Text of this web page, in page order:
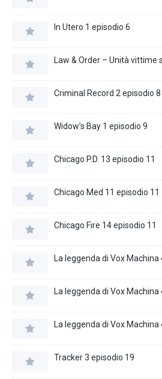
In Utero 1 episodio 6
Law & Order – Unità vittime
Criminal Record 2 episodio 8
Widow’s Bay 1 episodio 9
Chicago P.D. 13 episodio 11
Chicago Med 11 episodio 11
Chicago Fire 14 episodio 11
La leggenda di Vox Machina
La leggenda di Vox Machina
La leggenda di Vox Machina
Tracker 3 episodio 19